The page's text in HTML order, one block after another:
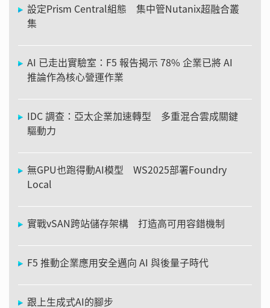
設定Prism Central組態 集中管Nutanix超融合叢
集
AI 已走出實驗室：F5 報告揭示 78% 企業已將 AI
推論作為核心營運作業
IDC 調查：亞太企業加速轉型 多重混合雲成關鍵
驅動力
無GPU也跑得動AI模型 WS2025部署Foundry
Local
實戰vSAN跨站儲存架構 打造高可用容錯機制
F5 推動企業應用安全邁向 AI 與後量子時代
跟上生成式AI的腳步